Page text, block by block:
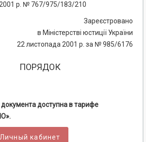
2001 р. № 767/975/183/210
Зареєстровано
в Міністерстві юстиції України
22 листопада 2001 р. за № 985/6176
ПОРЯДОК
доступна в тарифе
Личный кабинет